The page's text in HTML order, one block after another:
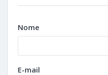
Nome
E-mail